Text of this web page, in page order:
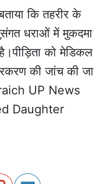
कि तहरीर के
धराओं में मुकदमा
को मेडिकल
की जांच की जा
UP News
Daughter